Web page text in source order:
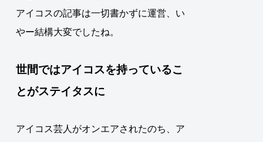
アイコスの記事は一切書かずに運営、い
やー結構大変でしたね。
世間ではアイコスを持っているこ
とがステイタスに
アイコス芸人がオンエアされたのち、ア